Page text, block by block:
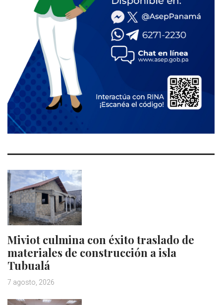
Miviot culmina con éxito traslado de
materiales de construcción a isla
Tubualá
7 agosto, 2026